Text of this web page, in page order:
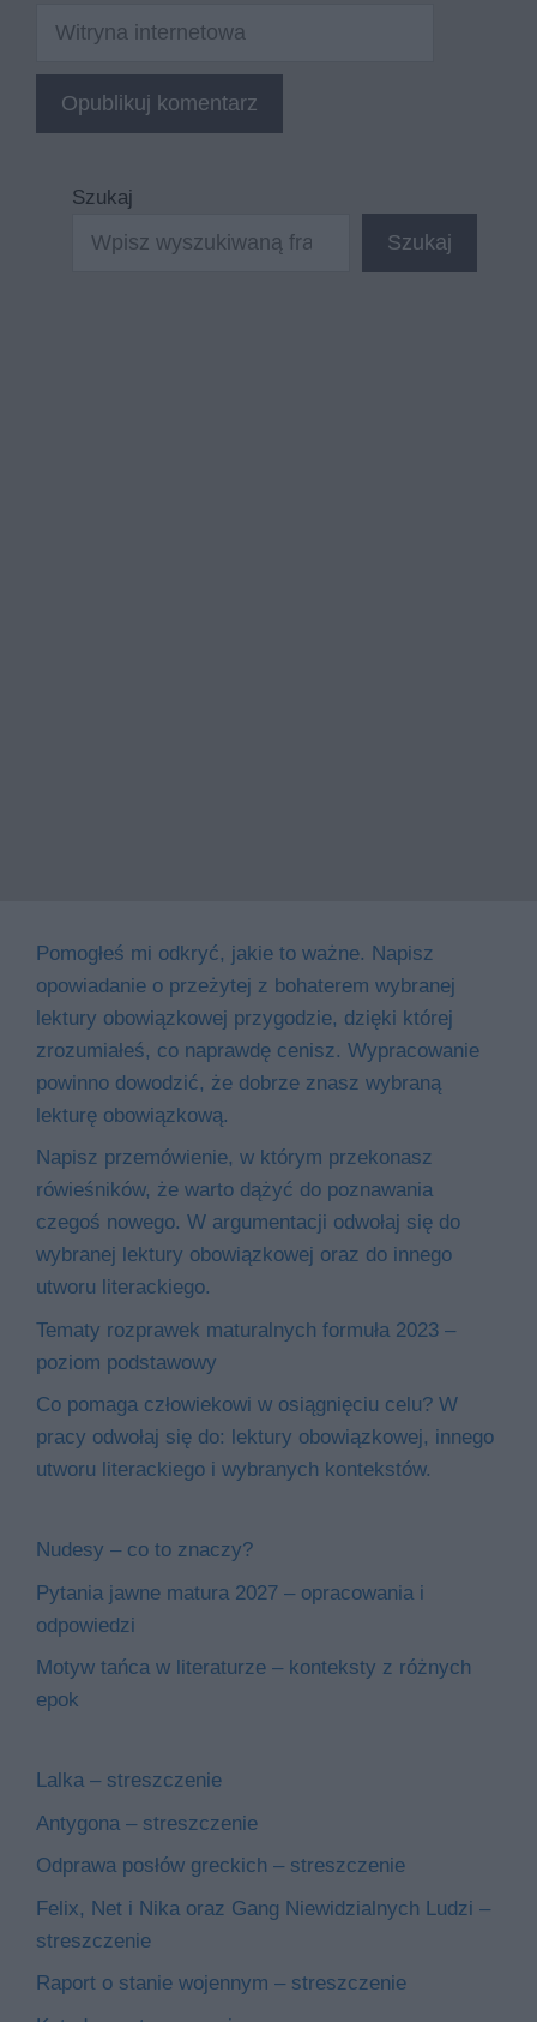
Witryna
internetowa
Szukaj
Szukaj
Pomogłeś mi odkryć, jakie to ważne. Napisz
opowiadanie o przeżytej z bohaterem wybranej
lektury obowiązkowej przygodzie, dzięki której
zrozumiałeś, co naprawdę cenisz. Wypracowanie
powinno dowodzić, że dobrze znasz wybraną
lekturę obowiązkową.
Napisz przemówienie, w którym przekonasz
rówieśników, że warto dążyć do poznawania
czegoś nowego. W argumentacji odwołaj się do
wybranej lektury obowiązkowej oraz do innego
utworu literackiego.
Tematy rozprawek maturalnych formuła 2023 –
poziom podstawowy
Co pomaga człowiekowi w osiągnięciu celu? W
pracy odwołaj się do: lektury obowiązkowej, innego
utworu literackiego i wybranych kontekstów.
Nudesy – co to znaczy?
Pytania jawne matura 2027 – opracowania i
odpowiedzi
Motyw tańca w literaturze – konteksty z różnych
epok
Lalka – streszczenie
Antygona – streszczenie
Odprawa posłów greckich – streszczenie
Felix, Net i Nika oraz Gang Niewidzialnych Ludzi –
streszczenie
Raport o stanie wojennym – streszczenie